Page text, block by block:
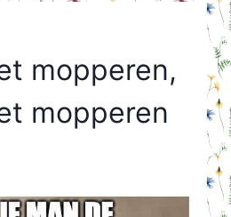
mopperen,
mopperen